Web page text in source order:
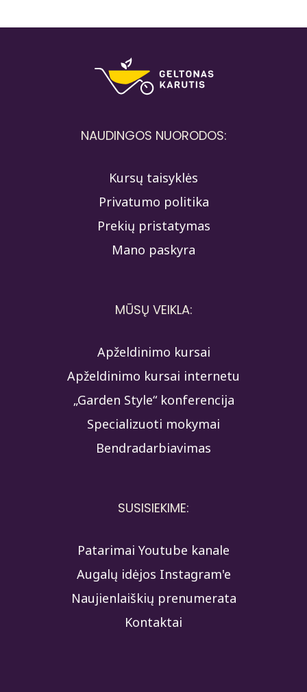
NAUDINGOS NUORODOS:
Kursų taisyklės
Privatumo politika
Prekių pristatymas
Mano paskyra
MŪSŲ VEIKLA:
Apželdinimo kursai
Apželdinimo kursai internetu
„Garden Style“ konferencija
Specializuoti mokymai
Bendradarbiavimas
SUSISIEKIME:
Patarimai Youtube kanale
Augalų idėjos Instagram'e
Naujienlaiškių prenumerata
Kontaktai